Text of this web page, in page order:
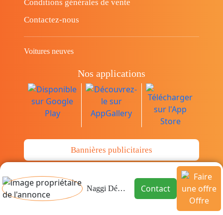
Naggi Déménagement
Contact
Offre
Conditions générales de vente
Contactez-nous
Voitures neuves
Nos applications
Bannières publicitaires
© Copyright 2014-2026 Cava.tn Limited Tous
les droits sont réservés.